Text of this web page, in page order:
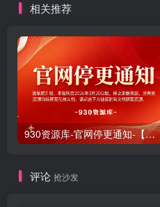
相关推荐
930资源库-官网停更通知-【换在线文档更新-每日更新】
评论 抢沙发